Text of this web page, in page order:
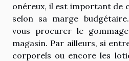
onéreux, il est important de
selon sa marge
vous procurer le
magasin. Par ailleurs, si
corporels ou encore les